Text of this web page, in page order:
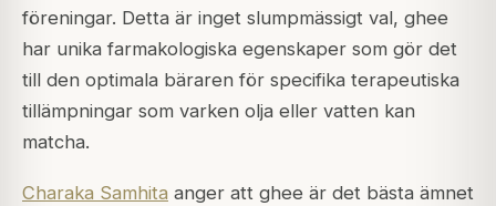
föreningar. Detta är inget slumpmässigt val, ghee
har unika farmakologiska egenskaper som gör det
till den optimala bäraren för specifika terapeutiska
tillämpningar som varken olja eller vatten kan
matcha.
Charaka Samhita anger att ghee är det bästa ämnet